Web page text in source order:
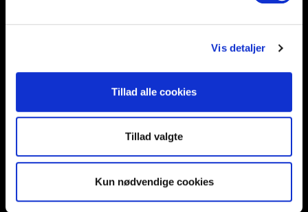
Vis detaljer
Tillad alle cookies
Tillad valgte
Kun nødvendige cookies